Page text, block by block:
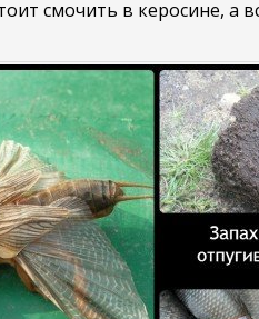
смочить в керосине, а